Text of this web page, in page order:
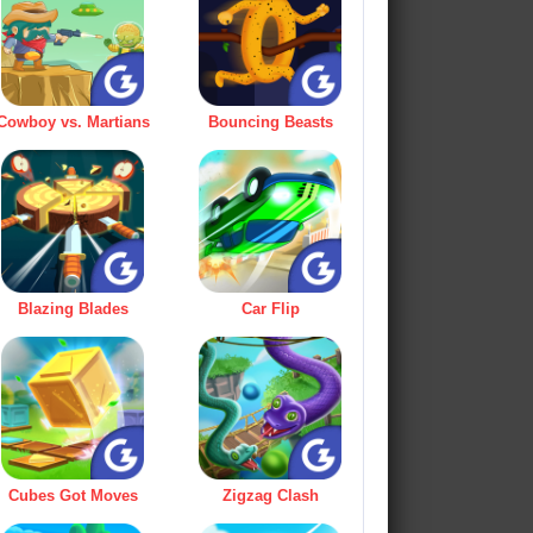
vs. Martians Bouncing Beasts
Blazing Blades Car Flip
Cubes Got Moves Zigzag Clash